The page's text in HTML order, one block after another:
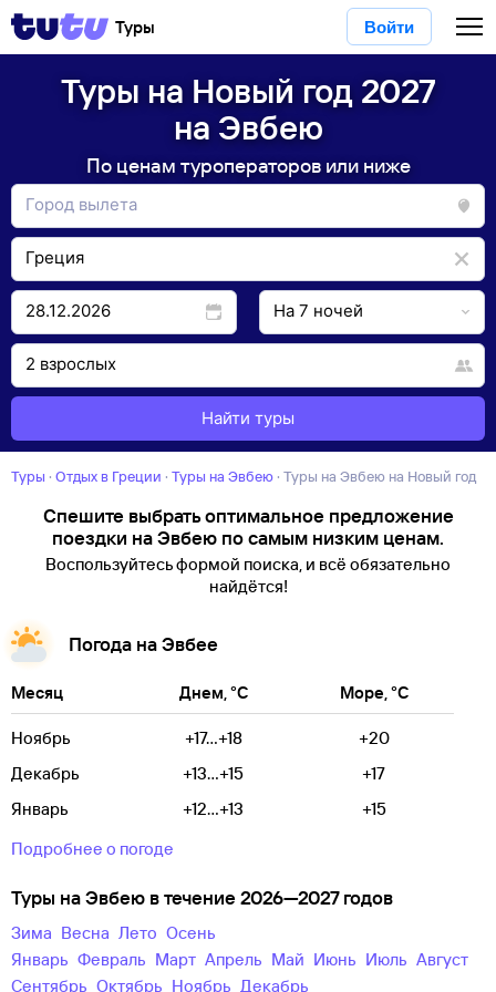
Туры Войти
Туры на Новый год 2027
на Эвбею
По ценам туроператоров или ниже
Найти туры
Туры · Отдых в Греции · Туры на Эвбею · Туры на Эвбею на Новый год
Спешите выбрать оптимальное предложение
поездки на Эвбею по самым низким ценам.
Воспользуйтесь формой поиска, и всё обязательно
найдётся!
Погода на Эвбее
Месяц Днем, °C Море, °C
Ноябрь +17...+18
+20
Декабрь
+13...+15
+17
Январь
+12...+13
+15
Подробнее о погоде
Туры на Эвбею в течение 2026—2027 годов
зима весна лето
осень
Январь
Февраль Март Апрель Май Июнь Июль
Август
Сентябрь
Октябрь Ноябрь
Декабрь